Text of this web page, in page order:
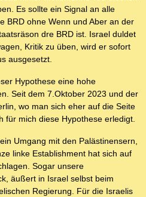
Es sollte ein Signal an alle
BRD ohne Wenn und Aber an der
dre BRD ist. Israel duldet
Kritik zu üben, wird er sofort
ausgesetzt.
Hypothese eine hohe
Seit dem 7.Oktober 2023 und der
wo man sich eher auf die Seite
für mich diese Hypothese erledigt.
Umgang mit den Palästinensern,
linke Establishment hat sich auf
Sogar unsere
äußert in Israel selbst beim
Regierung. Für die Israelis